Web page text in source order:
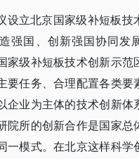
设立北京国家级补短板技
强国、创新强国协同发
家级补短板技术创新示范
要任务、合理配置各类要
企业为主体的技术创新体
院所的创新合作是国家总
一模式。在北京这样科学